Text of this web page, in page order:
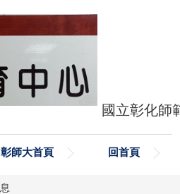
國立彰化師
彰師大首頁 回首頁